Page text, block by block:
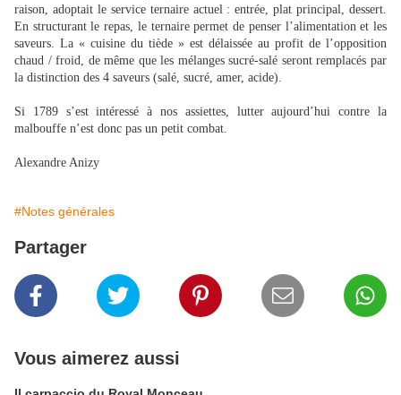
raison, adoptait le service ternaire actuel : entrée, plat principal, dessert.
En structurant le repas, le ternaire permet de penser l’alimentation et les
saveurs. La « cuisine du tiède » est délaissée au profit de l’opposition
chaud / froid, de même que les mélanges sucré-salé seront remplacés par
la distinction des 4 saveurs (salé, sucré, amer, acide).
Si 1789 s’est intéressé à nos assiettes, lutter aujourd’hui contre la
malbouffe n’est donc pas un petit combat.
Alexandre Anizy
#Notes générales
Partager
Vous aimerez aussi